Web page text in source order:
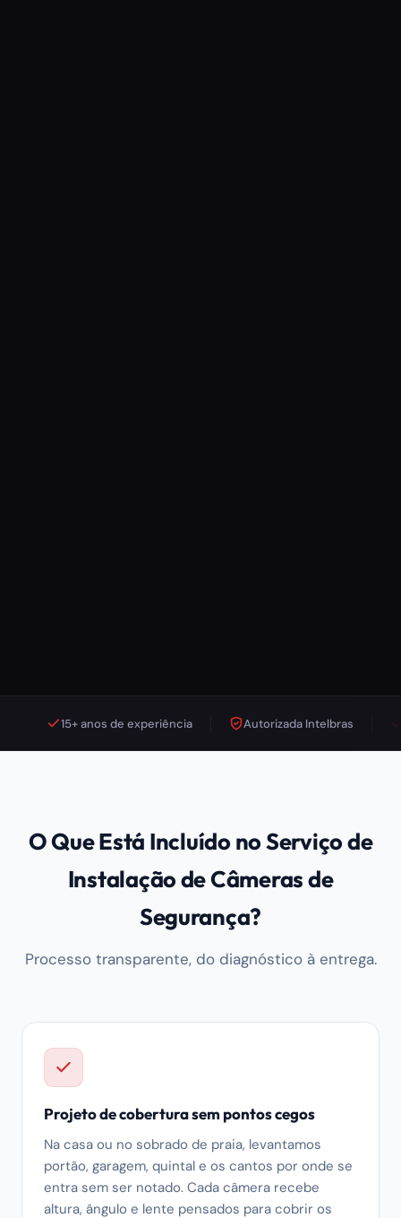
15+ anos de experiência Autorizada Intelbras
O Que Está Incluído no Serviço de
Instalação de Câmeras de
Segurança?
Processo transparente, do diagnóstico à entrega.
Projeto de cobertura sem pontos cegos
Na casa ou no sobrado de praia, levantamos
portão, garagem, quintal e os cantos por onde se
entra sem ser notado. Cada câmera recebe
altura, ângulo e lente pensados para cobrir os